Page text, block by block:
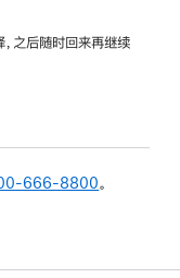
之后随时回来再继续
666-8800 。